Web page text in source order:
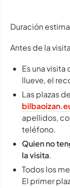
Duración
Antes de la
Es una visita
llueve, el
Las plazas
apellidos,
teléfono.
Quien no
la visita.
Todos los
El primer